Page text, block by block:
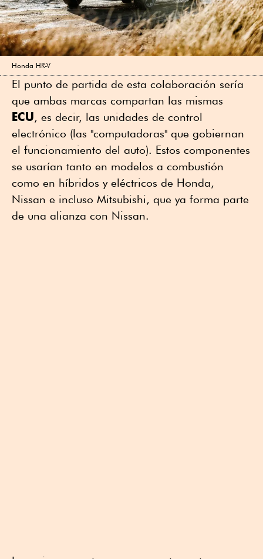
Honda HR-V
El punto de partida de esta colaboración sería
que ambas marcas compartan las mismas
ECU, es decir, las unidades de control
electrónico (las "computadoras" que gobiernan
el funcionamiento del auto). Estos componentes
se usarían tanto en modelos a combustión
como en híbridos y eléctricos de Honda,
Nissan e incluso Mitsubishi, que ya forma parte
de una alianza con Nissan.